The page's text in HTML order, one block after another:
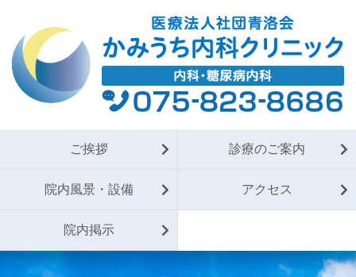
ご挨拶 診療のご案内
院内風景・設備 アクセス
院内掲示